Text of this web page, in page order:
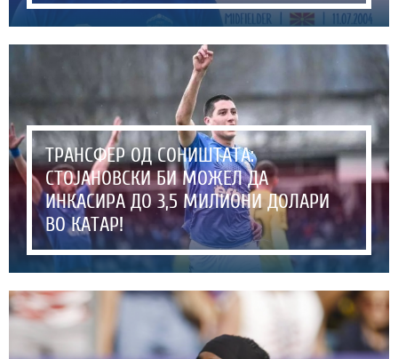
ТРАНСФЕР ОД СОНИШТАТА:
СТОЈАНОВСКИ БИ МОЖЕЛ ДА
ИНКАСИРА ДО 3,5 МИЛИОНИ ДОЛАРИ
ВО КАТАР!